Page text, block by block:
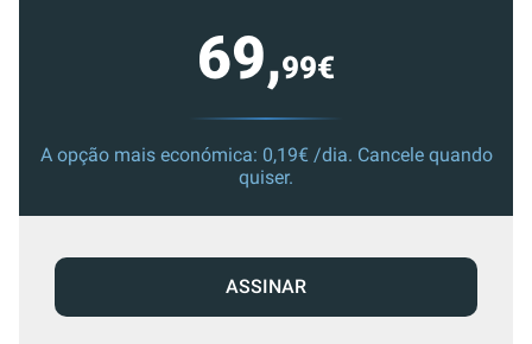
69,99€
A opção mais económica: 0,19€ /dia. Cancele quando
quiser.
ASSINAR